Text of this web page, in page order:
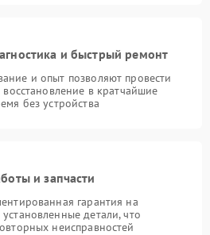
и быстрый ремонт
и опыт позволяют провести
восстановление в кратчайшие
без устройства
и запчасти
гарантия на
детали, что
неисправностей